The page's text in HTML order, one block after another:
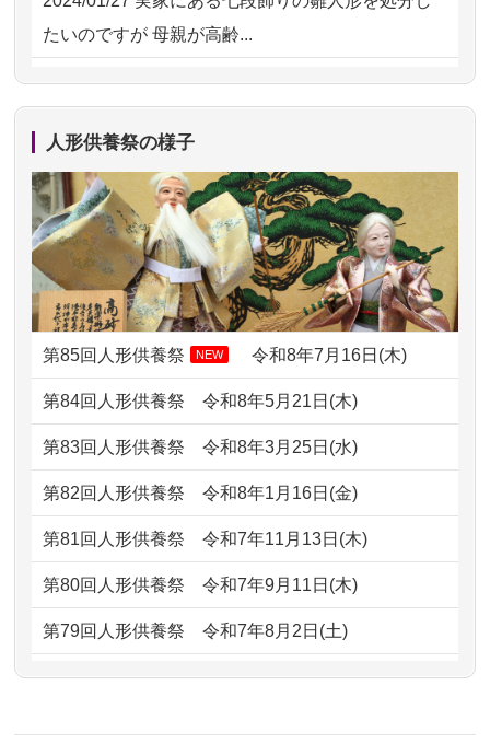
2026/07/13 遠方からでもご依頼出来る点と申込ま
での方法が...
2026/07/10家から近かったので。
2026/07/08誰も住んでいない実家の片付けを始め
ました。 ...
2026/07/069年間自由が丘店を見守ってくれてあり
がとう。
2026/07/05しっかりとお人形たちの供養をしてい
ただけると...
2026/06/30 長年大事にしてきた雛人形です、供養
していただ...
2026/06/29ガラスケースのまま引き取ってくださ
子どもの頃、妹と一緒にお雛様を出し
ました。お...
ので、お願...
たいのですが 母親が高齢...
2024/01/13剥製の供養・処分をお願いできます
ですが？
2024/01/13お雛様のセットを供養・処分したいの
ですが、お雛様とお内裏様だ...
2024/01/13供養申込みの後、供養祭までお人形は
どうなってるのですか？
2024/01/13会社のようですが、きちんと供養して
供養が終わったお人形以外はどうして
るのですか？
しょうか？
人形供養祭の様子
第85回人形供養祭 NEW 令和8年7月16日(木)
第84回人形供養祭令和8年5月21日(木)
第83回人形供養祭令和8年3月25日(水)
第82回人形供養祭令和8年1月16日(金)
第81回人形供養祭令和7年11月13日(木)
第80回人形供養祭令和7年9月11日(木)
第79回人形供養祭令和7年8月2日(土)
第78回人形供養祭令和7年6月20日(金)